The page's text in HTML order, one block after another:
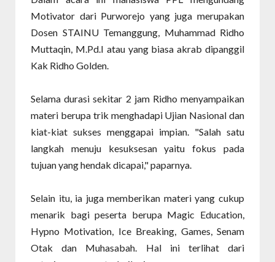
Motivator dari Purworejo yang juga merupakan
Dosen STAINU Temanggung, Muhammad Ridho
Muttaqin, M.Pd.I atau yang biasa akrab dipanggil
Kak Ridho Golden.
Selama durasi sekitar 2 jam Ridho menyampaikan
materi berupa trik menghadapi Ujian Nasional dan
kiat-kiat sukses menggapai impian. "Salah satu
langkah menuju kesuksesan yaitu fokus pada
tujuan yang hendak dicapai," paparnya.
Selain itu, ia juga memberikan materi yang cukup
menarik bagi peserta berupa Magic Education,
Hypno Motivation, Ice Breaking, Games, Senam
Otak dan Muhasabah. Hal ini terlihat dari